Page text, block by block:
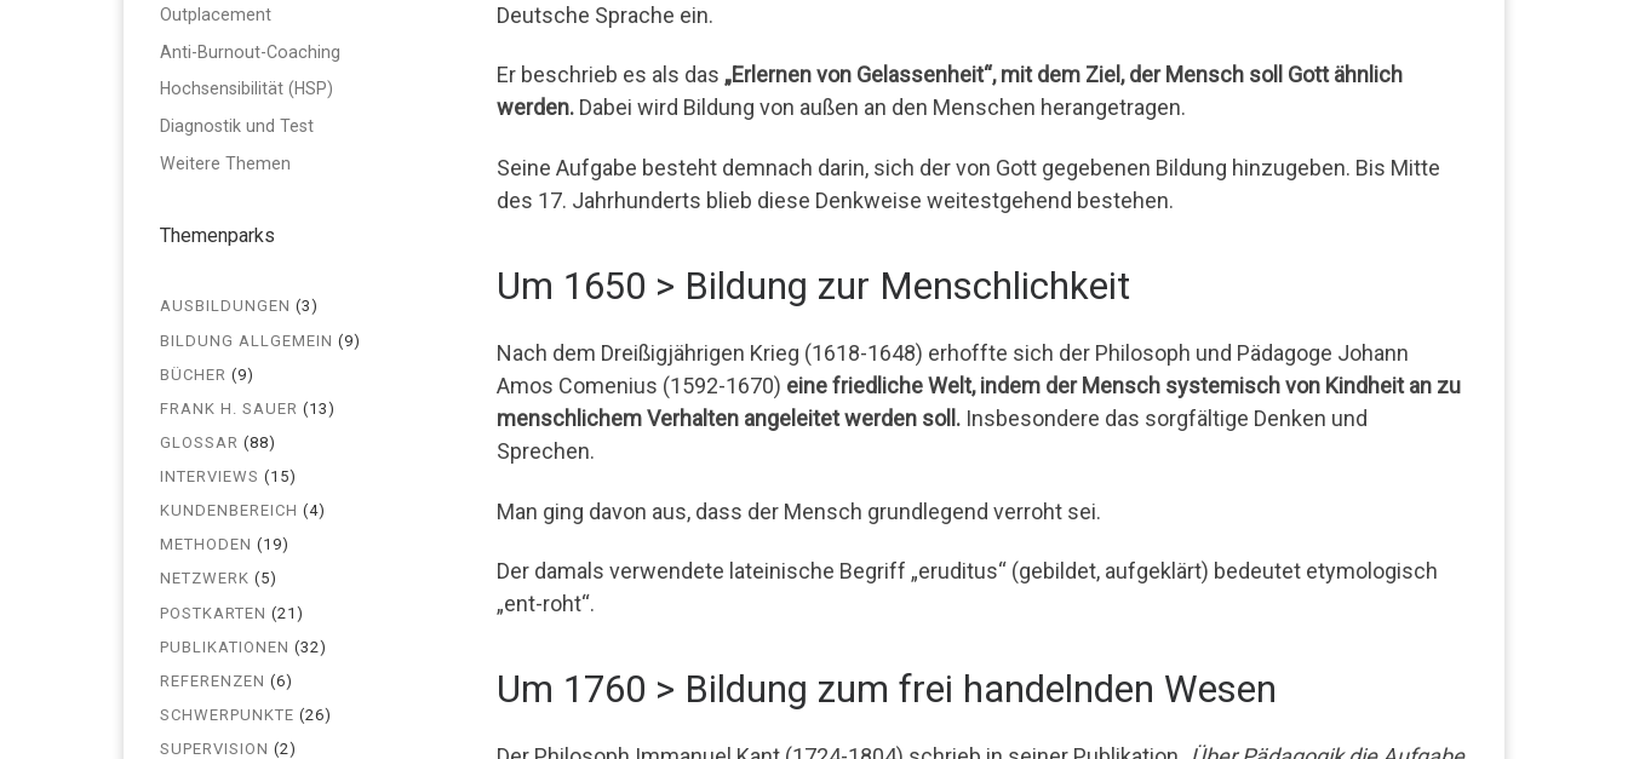
Deutsche Sprache ein.
Er beschrieb es als das „Erlernen von Gelassenheit“, mit dem Ziel, der Mensch soll Gott ähnlich
werden.Dabei wird Bildung von außen an den Menschen herangetragen.
Seine Aufgabe besteht demnach darin, sich der von Gott gegebenen Bildung hinzugeben. Bis Mitte
des 17. Jahrhunderts blieb diese Denkweise weitestgehend bestehen.
Um 1650 > Bildung zur Menschlichkeit
Nach dem Dreißigjährigen Krieg (1618-1648) erhoffte sich der Philosoph und Pädagoge Johann
Amos Comenius (1592-1670) eine friedliche Welt, indem der Mensch systemisch von Kindheit an zu
menschlichem Verhalten angeleitet werden soll.Insbesondere das sorgfältige Denken und
Sprechen.
Man ging davon aus, dass der Mensch grundlegend verroht sei.
Der damals verwendete lateinische Begriff „eruditus“ (gebildet, aufgeklärt) bedeutet etymologisch
„ent-roht“.
Um 1760 > Bildung zum frei handelnden Wesen
Outplacement
Anti-Burnout-Coaching
Hochsensibilität (HSP)
Diagnostik und Test
Weitere Themen
Themenparks
AUSBILDUNGEN (3)
BILDUNG ALLGEMEIN (9)
BÜCHER (9)
FRANK H. SAUER (13)
GLOSSAR (88)
INTERVIEWS (15)
KUNDENBEREICH (4)
METHODEN (19)
NETZWERK (5)
POSTKARTEN (21)
PUBLIKATIONEN (32)
REFERENZEN (6)
SCHWERPUNKTE (26)
SUPERVISION (2)